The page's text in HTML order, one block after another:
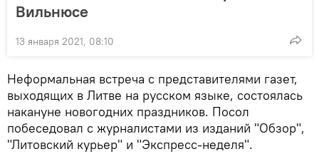
Вильнюсе
13 января 2021, 08:10
Неформальная встреча с представителями газет,
выходящих в Литве на русском языке, состоялась
накануне новогодних праздников. Посол
побеседовал с журналистами из изданий "Обзор",
"Литовский курьер" и "Экспресс-неделя".